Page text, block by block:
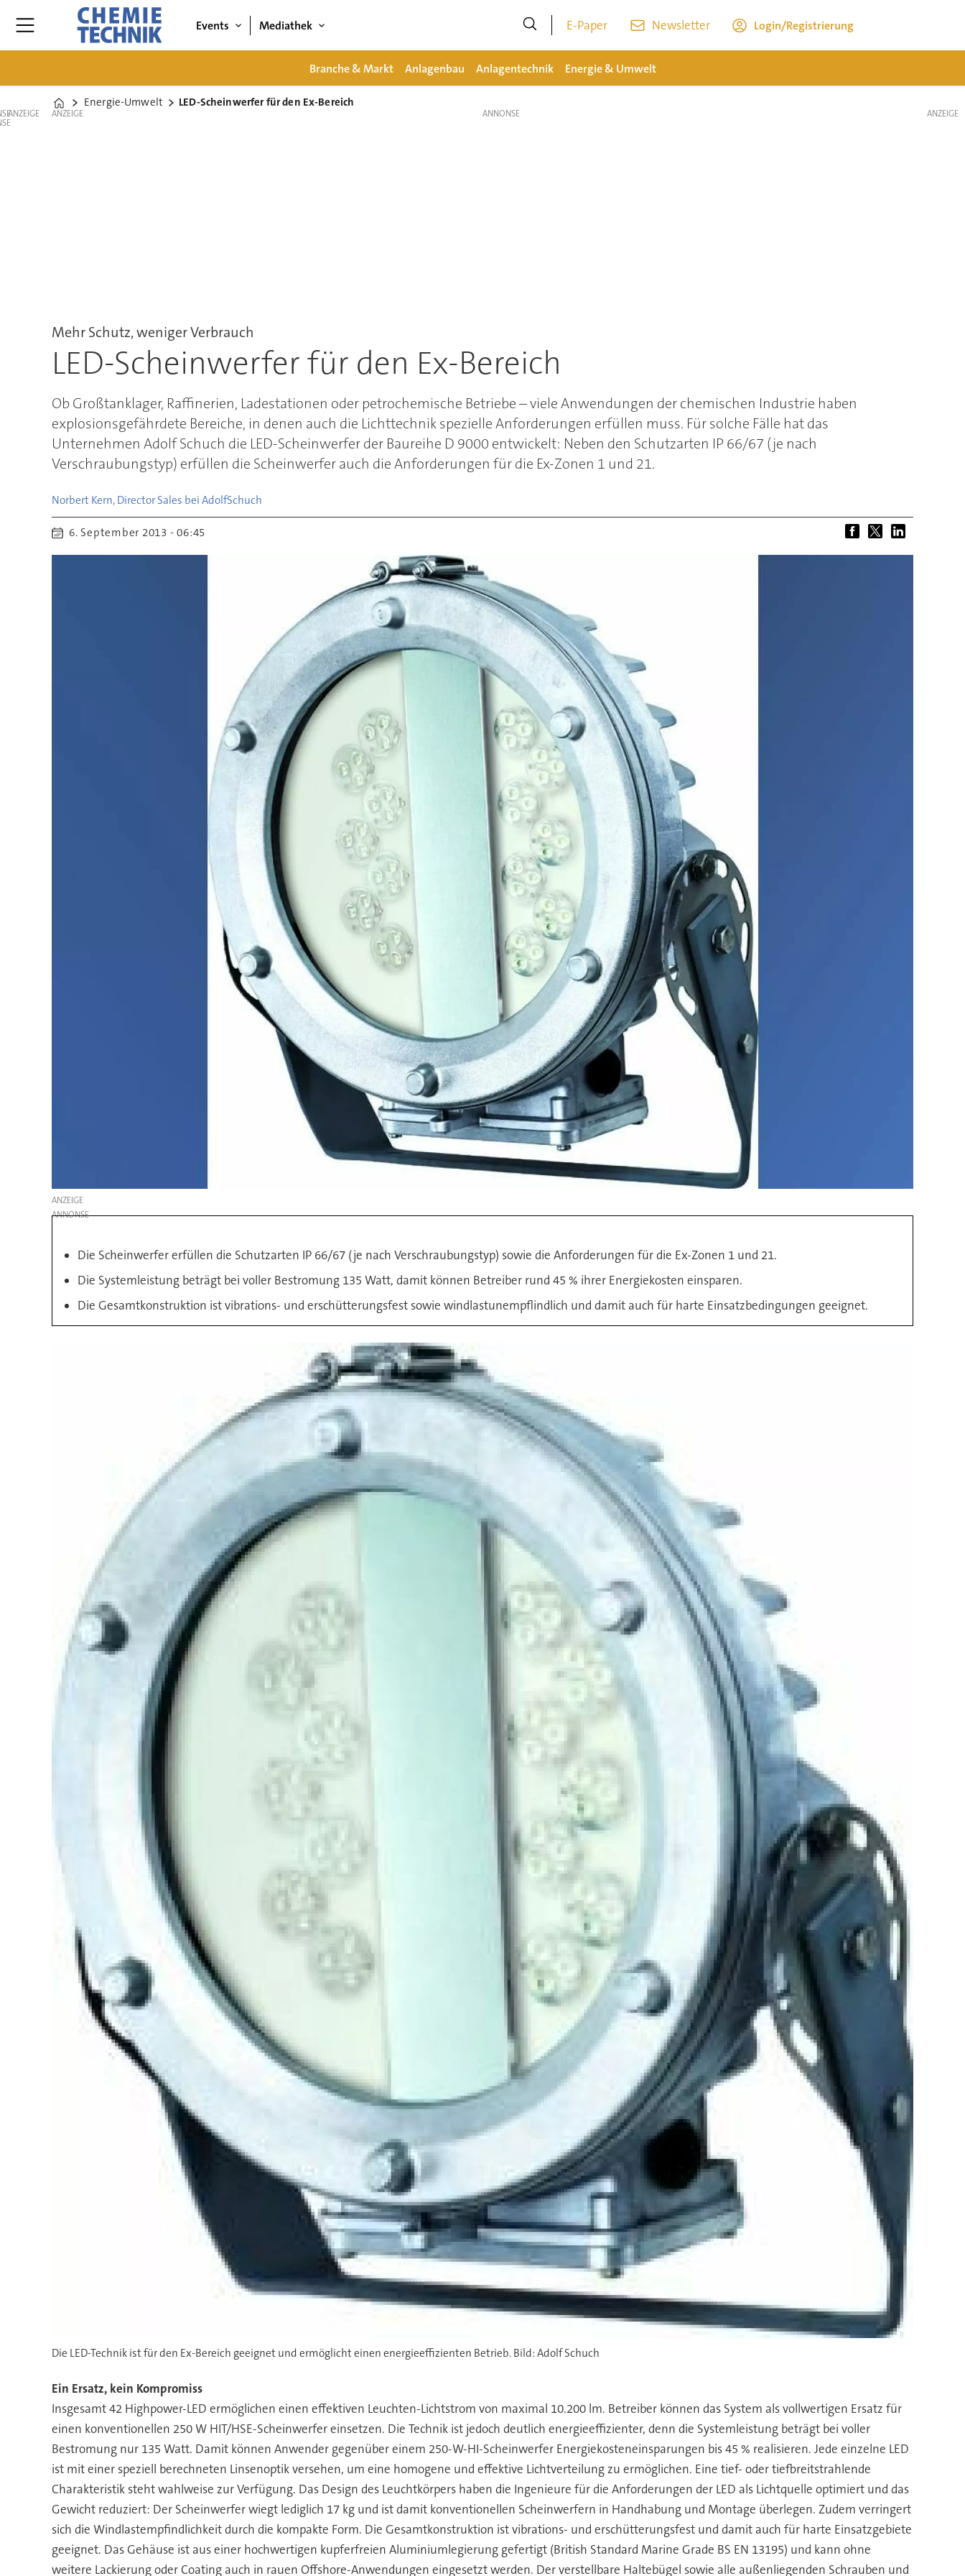
Events Mediathek E-Paper Newsletter Login/Registrierung
Branche & Markt Anlagenbau Anlagentechnik Energie & Umwelt
Home
Energie-Umwelt LED-Scheinwerfer für den Ex-Bereich
ANZEIGE ANZEIGE
Mehr Schutz, weniger Verbrauch
LED-Scheinwerfer für den Ex-Bereich
Ob Großtanklager, Raffinerien, Ladestationen oder petrochemische Betriebe – viele Anwendungen der chemischen Industrie haben
explosionsgefährdete Bereiche, in denen auch die Lichttechnik spezielle Anforderungen erfüllen muss. Für solche Fälle hat das
Unternehmen Adolf Schuch die LED-Scheinwerfer der Baureihe D 9000 entwickelt: Neben den Schutzarten IP 66/67 (je nach
Verschraubungstyp) erfüllen die Scheinwerfer auch die Anforderungen für die Ex-Zonen 1 und 21.
Norbert Kern, Director Sales bei AdolfSchuch
6. September 2013 - 06:45
ANZEIGE
Die Scheinwerfer erfüllen die Schutzarten IP 66/67 (je nach Verschraubungstyp) sowie die Anforderungen für die Ex-Zonen 1 und 21.
Die Systemleistung beträgt bei voller Bestromung 135 Watt, damit können Betreiber rund 45 % ihrer Energiekosten einsparen.
Die Gesamtkonstruktion ist vibrations- und erschütterungsfest sowie windlastunempflindlich und damit auch für harte Einsatzbedingungen geeignet.
Die LED-Technik ist für den Ex-Bereich geeignet und ermöglicht einen energieeffizienten Betrieb. Bild: Adolf Schuch
Ein Ersatz, kein Kompromiss
Insgesamt 42 Highpower-LED ermöglichen einen effektiven Leuchten-Lichtstrom von maximal 10.200 lm. Betreiber können das System als vollwertigen Ersatz für
einen konventionellen 250 W HIT/HSE-Scheinwerfer einsetzen. Die Technik ist jedoch deutlich energieeffizienter, denn die Systemleistung beträgt bei voller
Bestromung nur 135 Watt. Damit können Anwender gegenüber einem 250-W-HI-Scheinwerfer Energiekosteneinsparungen bis 45 % realisieren. Jede einzelne LED
ist mit einer speziell berechneten Linsenoptik versehen, um eine homogene und effektive Lichtverteilung zu ermöglichen. Eine tief- oder tiefbreitstrahlende
Charakteristik steht wahlweise zur Verfügung. Das Design des Leuchtkörpers haben die Ingenieure für die Anforderungen der LED als Lichtquelle optimiert und das
Gewicht reduziert: Der Scheinwerfer wiegt lediglich 17 kg und ist damit konventionellen Scheinwerfern in Handhabung und Montage überlegen. Zudem verringert
sich die Windlastempfindlichkeit durch die kompakte Form. Die Gesamtkonstruktion ist vibrations- und erschütterungsfest und damit auch für harte Einsatzgebiete
geeignet. Das Gehäuse ist aus einer hochwertigen kupferfreien Aluminiumlegierung gefertigt (British Standard Marine Grade BS EN 13195) und kann ohne
weitere Lackierung oder Coating auch in rauen Offshore-Anwendungen eingesetzt werden. Der verstellbare Haltebügel sowie alle außenliegenden Schrauben und
ANZEIGE